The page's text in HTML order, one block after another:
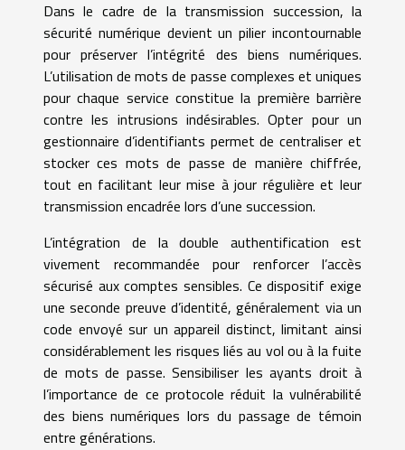
Dans le cadre de la transmission succession, la
sécurité numérique devient un pilier incontournable
pour préserver l’intégrité des biens numériques.
L’utilisation de mots de passe complexes et uniques
pour chaque service constitue la première barrière
contre les intrusions indésirables. Opter pour un
gestionnaire d’identifiants permet de centraliser et
stocker ces mots de passe de manière chiffrée,
tout en facilitant leur mise à jour régulière et leur
transmission encadrée lors d’une succession.
L’intégration de la double authentification est
vivement recommandée pour renforcer l’accès
sécurisé aux comptes sensibles. Ce dispositif exige
une seconde preuve d’identité, généralement via un
code envoyé sur un appareil distinct, limitant ainsi
considérablement les risques liés au vol ou à la fuite
de mots de passe. Sensibiliser les ayants droit à
l’importance de ce protocole réduit la vulnérabilité
des biens numériques lors du passage de témoin
entre générations.